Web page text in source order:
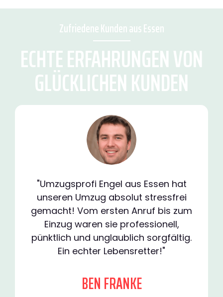
Zufriedene Kunden aus Essen
ECHTE ERFAHRUNGEN VON
GLÜCKLICHEN KUNDEN
"Umzugsprofi Engel aus Essen hat
unseren Umzug absolut stressfrei
gemacht! Vom ersten Anruf bis zum
Einzug waren sie professionell,
pünktlich und unglaublich sorgfältig.
Ein echter Lebensretter!"
BEN FRANKE